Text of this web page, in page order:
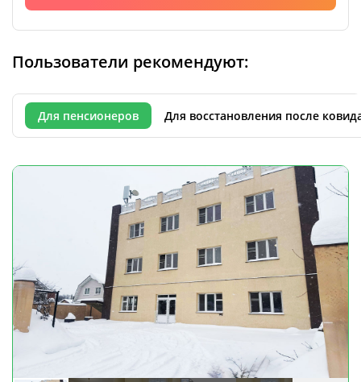
Пользователи рекомендуют:
Для пенсионеров Для восстановления после